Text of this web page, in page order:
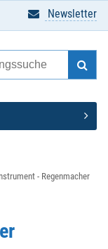
Newsletter
- Regenmacher